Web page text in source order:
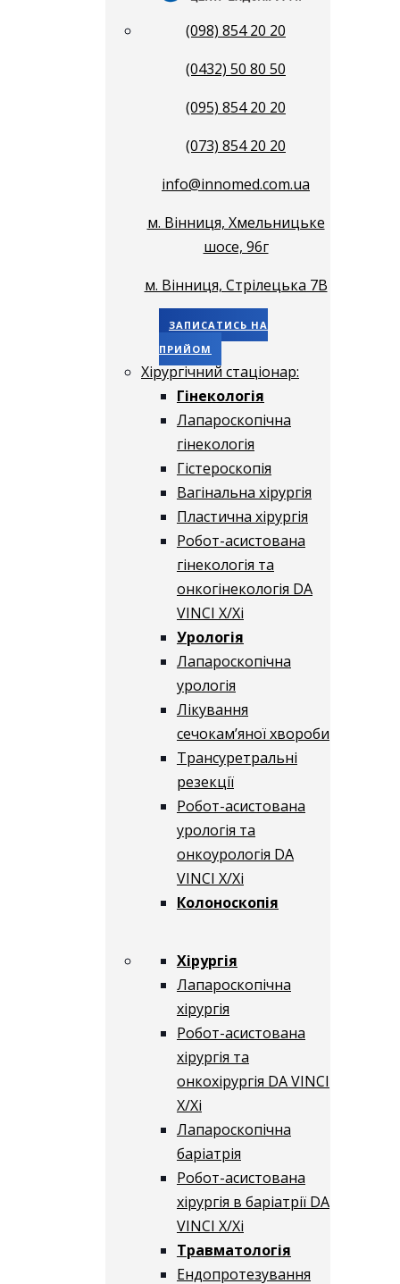
(098) 854 20 20
(0432) 50 80 50
(095) 854 20 20
(073) 854 20 20
info@innomed.com.ua
м. Вінниця, Хмельницьке
шосе, 96г
м. Вінниця, Стрілецька 7В
ЗАПИСАТИСЬ НА
ПРИЙОМ
Хірургічний стаціонар:
Гінекологія
Лапароскопічна
гінекологія
Гістероскопія
Вагінальна хірургія
Пластична хірургія
Робот-асистована
гінекологія та
онкогінекологія DA
VINCI X/Xі
Урологія
Лапароскопічна
урологія
Лікування
сечокам’яної хвороби
Трансуретральні
резекції
Робот-асистована
урологія та
онкоурологія DA
VINCI X/Xі
Колоноскопія
Хірургія
Лапароскопічна
хірургія
Робот-асистована
хірургія та
онкохірургія DA VINCI
X/Xі
Лапароскопічна
баріатрія
Робот-асистована
хірургія в баріатрії DA
VINCI X/Xі
Травматологія
Ендопротезування